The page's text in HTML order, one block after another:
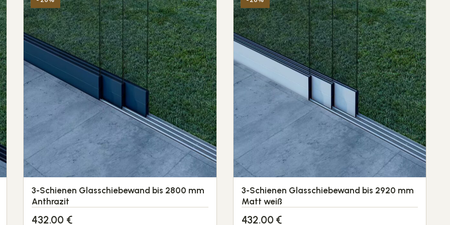
3-Schienen Glasschiebewand bis 2800 mm
Anthrazit
432.00 €
3-Schienen Glasschiebewand bis 2920 mm
Matt weiß
432.00 €